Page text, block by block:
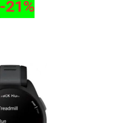
-21%